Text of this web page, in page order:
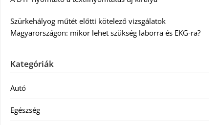
Szürkehályog műtét előtti kötelező vizsgálatok
Magyarországon: mikor lehet szükség laborra és EKG-ra?
Kategóriák
Autó
Egészség